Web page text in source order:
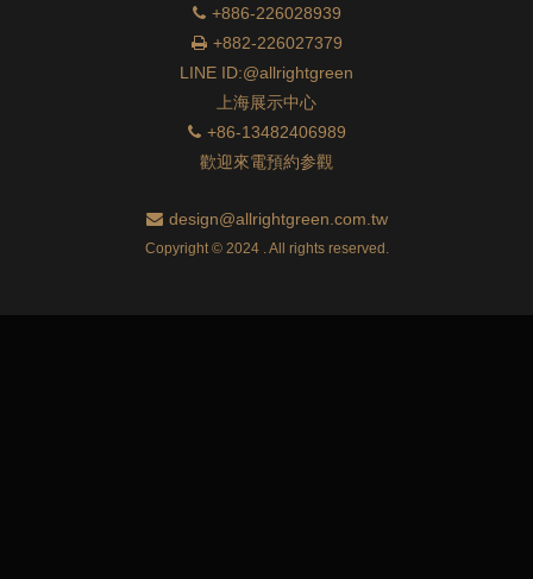
+886-226028939
+882-226027379
LINE ID:@allrightgreen
上海展示中心
+86-13482406989
歡迎來電預約参觀
design@allrightgreen.com.tw
Copyright © 2024 . All rights reserved.